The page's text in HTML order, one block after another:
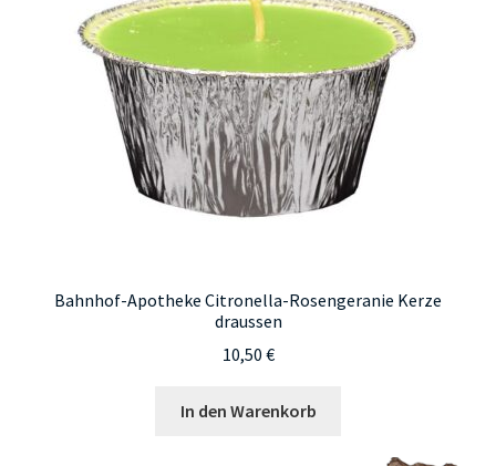
Bahnhof-Apotheke Citronella-Rosengeranie Kerze
draussen
10,50 €
In den Warenkorb